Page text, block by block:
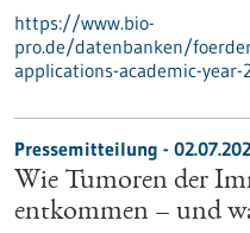
https://www.bio-
pro.de/datenbanken/
applications-academic-year-
Pressemitteilung -
Wie Tumoren der
entkommen – und